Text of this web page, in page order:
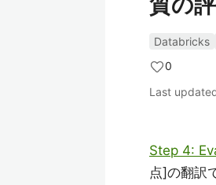
Databricks
0
Last
Step 4:
点]の翻訳